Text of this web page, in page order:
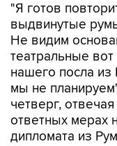
"Я готов
выдвинутые
Не видим
театральные
нашего посла из
мы не
четверг,
ответных мерах
дипломата из